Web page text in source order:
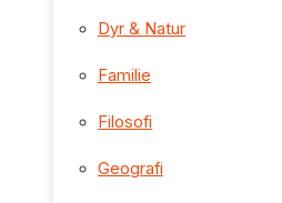
Dyr & Natur
Familie
Filosofi
Geografi